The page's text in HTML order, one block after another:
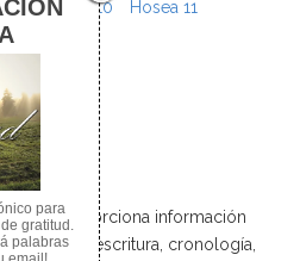
9 Hosea 10
Hosea 11
14
proporciona información
fecha de escritura, cronología,